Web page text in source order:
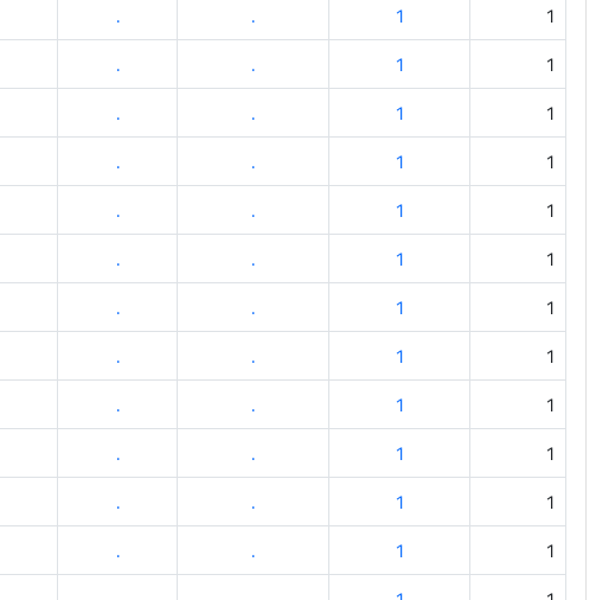
. . 1
1
. . 1
1
. . 1
1
. . 1
1
. . 1
1
. . 1
1
. . 1
1
. . 1
1
. . 1
1
. . 1
1
. . 1
1
. . 1
1